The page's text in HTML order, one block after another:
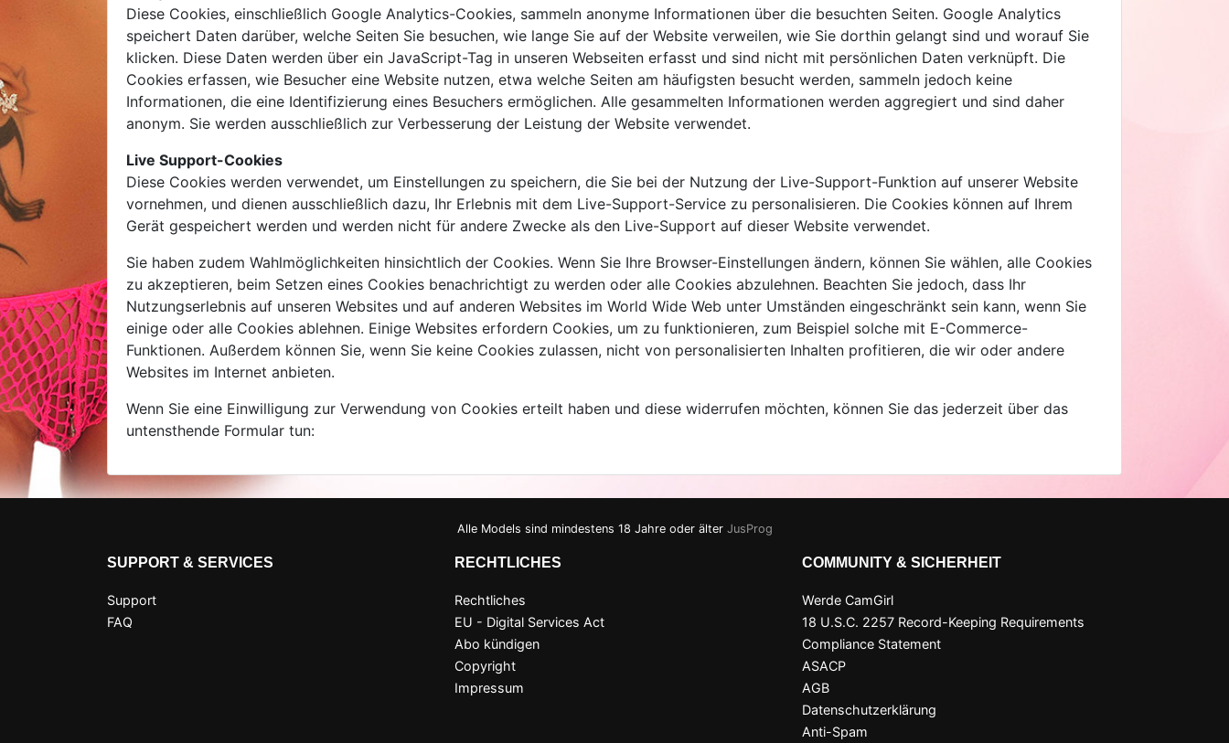
Diese Cookies, einschließlich Google Analytics-Cookies, sammeln anonyme Informationen über die besuchten Seiten. Google Analytics
speichert Daten darüber, welche Seiten Sie besuchen, wie lange Sie auf der Website verweilen, wie Sie dorthin gelangt sind und worauf Sie
klicken. Diese Daten werden über ein JavaScript-Tag in unseren Webseiten erfasst und sind nicht mit persönlichen Daten verknüpft. Die
Cookies erfassen, wie Besucher eine Website nutzen, etwa welche Seiten am häufigsten besucht werden, sammeln jedoch keine
Informationen, die eine Identifizierung eines Besuchers ermöglichen. Alle gesammelten Informationen werden aggregiert und sind daher
anonym. Sie werden ausschließlich zur Verbesserung der Leistung der Website verwendet.
Live Support-Cookies
Diese Cookies werden verwendet, um Einstellungen zu speichern, die Sie bei der Nutzung der Live-Support-Funktion auf unserer Website
vornehmen, und dienen ausschließlich dazu, Ihr Erlebnis mit dem Live-Support-Service zu personalisieren. Die Cookies können auf Ihrem
Gerät gespeichert werden und werden nicht für andere Zwecke als den Live-Support auf dieser Website verwendet.
Sie haben zudem Wahlmöglichkeiten hinsichtlich der Cookies. Wenn Sie Ihre Browser-Einstellungen ändern, können Sie wählen, alle Cookies
zu akzeptieren, beim Setzen eines Cookies benachrichtigt zu werden oder alle Cookies abzulehnen. Beachten Sie jedoch, dass Ihr
Nutzungserlebnis auf unseren Websites und auf anderen Websites im World Wide Web unter Umständen eingeschränkt sein kann, wenn Sie
einige oder alle Cookies ablehnen. Einige Websites erfordern Cookies, um zu funktionieren, zum Beispiel solche mit E-Commerce-
Funktionen. Außerdem können Sie, wenn Sie keine Cookies zulassen, nicht von personalisierten Inhalten profitieren, die wir oder andere
Websites im Internet anbieten.
Wenn Sie eine Einwilligung zur Verwendung von Cookies erteilt haben und diese widerrufen möchten, können Sie das jederzeit über das
untensthende Formular tun:
Alle Models sind mindestens 18 Jahre oder älter JusProg
SUPPORT & SERVICES
Support
FAQ
RECHTLICHES
Rechtliches
EU - Digital Services Act
Abo kündigen
Copyright
Impressum
COMMUNITY & SICHERHEIT
Werde CamGirl
18 U.S.C. 2257 Record-Keeping Requirements
Compliance Statement
ASACP
AGB
Datenschutzerklärung
Anti-Spam